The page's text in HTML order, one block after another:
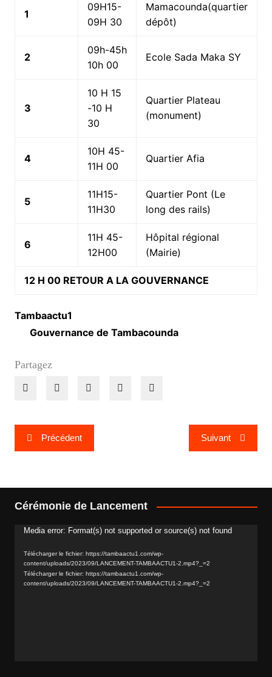
1
09H15-
09H 30
Mamacounda(quartier
dépôt)
2
09h-45h
10h 00
Ecole Sada Maka SY
3
10 H 15
-10 H
30
Quartier Plateau
(monument)
4
10H 45-
11H 00
Quartier Afia
5
11H15-
11H30
Quartier Pont (Le
long des rails)
6
11H 45-
12H00
Hôpital régional
(Mairie)
12 H 00 RETOUR A LA GOUVERNANCE
Tambaactu1
Gouvernance de Tambacounda
Partagez
Navigation
de
Précédent Suivant
Cérémonie de Lancement
Lecteur
Media error: Format(s) not supported or source(s) not found
Télécharger le fichier: https://tambaactu1.com/wp-
content/uploads/2023/09/LANCEMENT-TAMBAACTU1-2.mp4?_=2
Télécharger le fichier: https://tambaactu1.com/wp-
content/uploads/2023/09/LANCEMENT-TAMBAACTU1-2.mp4?_=2